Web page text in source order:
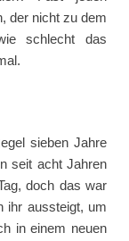
der nicht zu dem
schlecht das
sieben Jahre
seit acht Jahren
doch das war
ihr aussteigt, um
in einem neuen